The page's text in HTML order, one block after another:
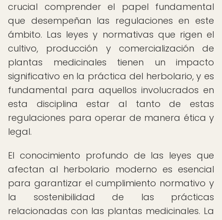
crucial comprender el papel fundamental
que desempeñan las regulaciones en este
ámbito. Las leyes y normativas que rigen el
cultivo, producción y comercialización de
plantas medicinales tienen un impacto
significativo en la práctica del herbolario, y es
fundamental para aquellos involucrados en
esta disciplina estar al tanto de estas
regulaciones para operar de manera ética y
legal.
El conocimiento profundo de las leyes que
afectan al herbolario moderno es esencial
para garantizar el cumplimiento normativo y
la sostenibilidad de las prácticas
relacionadas con las plantas medicinales. La